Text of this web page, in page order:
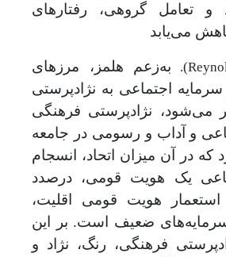
و تعامل گروهی، رفتارهای
می‌یابد
به‌زعم هلمز، مرزهای
اجتماعی به نژادپرستی
می‌شود، نژادپرستی فرهنگی
و آداب و رسومی در جامعه
که در آن میزان اتحاد، انسجام
یک هویت قومی، درصدد
هویت قومی اقلیت،
ضعیف است. بر این
فرهنگی، رنگ، نژاد و